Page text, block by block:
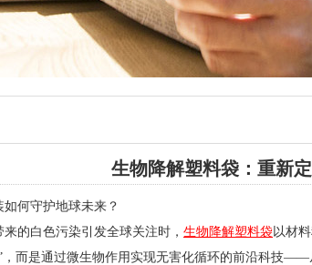
生物降解塑料袋：重新
何守护地球未来？
的白色污染引发全球关注时， 生物降解塑料袋以材
，而是通过微生物作用实现无害化循环的前沿科技